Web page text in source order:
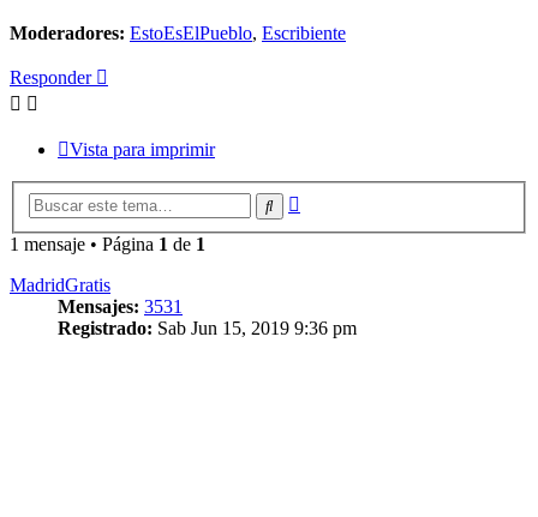
Moderadores: EstoEsElPueblo, Escribiente
Responder
Vista para imprimir
Buscar
1 mensaje • Página 1 de 1
MadridGratis
Mensajes: 3531
Registrado: Sab Jun 15, 2019 9:36 pm